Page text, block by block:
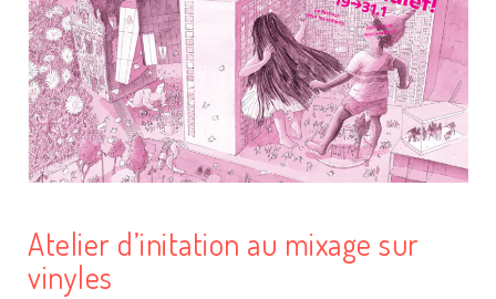
Atelier d’initation au mixage sur
vinyles